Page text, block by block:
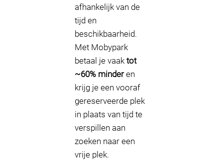
afhankelijk van de
tijd en
beschikbaarheid.
Met Mobypark
betaal je vaak tot
~60% minderen
krijg je een vooraf
gereserveerde plek
in plaats van tijd te
verspillen aan
zoeken naar een
vrije plek.